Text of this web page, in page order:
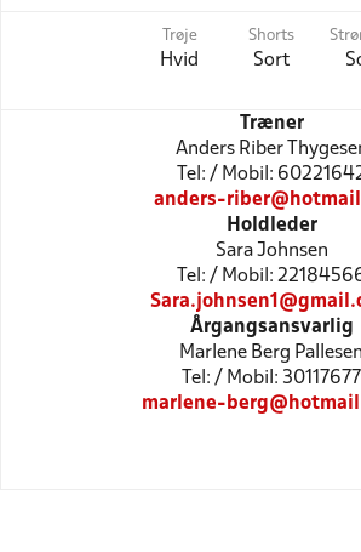
Trøje
Hvid
Shorts
Sort
Træner
Anders Riber
Tel: / Mobil:
anders-
Holdleder
Sara Johnsen
Tel: / Mobil:
Årgangsansvarlig
Marlene Berg Pallesen
Tel: / Mobil: 30117677
marlene-